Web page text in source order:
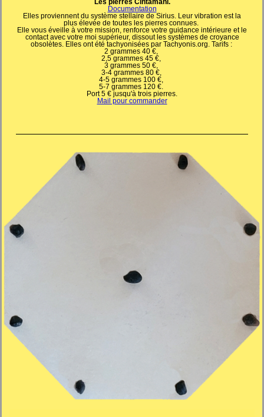
Les pierres Cintamani.
Documentation
Elles proviennent du système stellaire de Sirius. Leur vibration est la
plus élevée de toutes les pierres connues.
Elle vous éveille à votre mission, renforce votre guidance intérieure et le
contact avec votre moi supérieur, dissout les systèmes de croyance
obsolètes. Elles ont été tachyonisées par Tachyonis.org. Tarifs :
2 grammes 40 €,
2,5 grammes 45 €,
3 grammes 50 €,
3-4 grammes 80 €,
4-5 grammes 100 €,
5-7 grammes 120 €.
Port 5 € jusqu'à trois pierres.
Mail pour commander